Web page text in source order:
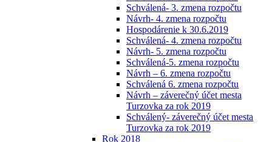
Schválená- 3. zmena rozpočtu
Návrh- 4. zmena rozpočtu
Hospodárenie k 30.6.2019
Schválená- 4. zmena rozpočtu
Návrh- 5. zmena rozpočtu
Schválená-5. zmena rozpočtu
Návrh – 6. zmena rozpočtu
Schválená 6. zmena rozpočtu
Návrh – záverečný účet mesta
Turzovka za rok 2019
Schválený- záverečný účet mesta
Turzovka za rok 2019
Rok 2018